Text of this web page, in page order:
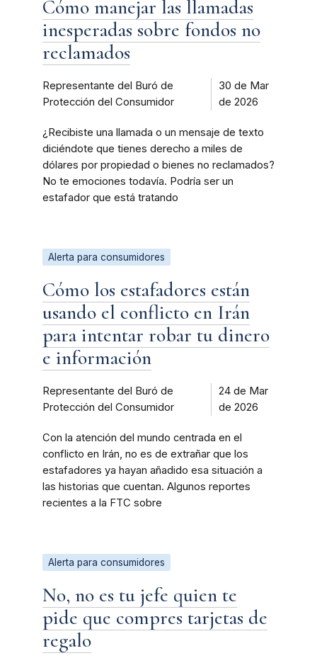
Cómo manejar las llamadas
inesperadas sobre fondos no
reclamados
Representante del Buró de
Protección del Consumidor
30 de Mar
de 2026
¿Recibiste una llamada o un mensaje de texto
diciéndote que tienes derecho a miles de
dólares por propiedad o bienes no reclamados?
No te emociones todavía. Podría ser un
estafador que está tratando
Alerta para consumidores
Cómo los estafadores están
usando el conflicto en Irán
para intentar robar tu dinero
e información
Representante del Buró de
Protección del Consumidor
24 de Mar
de 2026
Con la atención del mundo centrada en el
conflicto en Irán, no es de extrañar que los
estafadores ya hayan añadido esa situación a
las historias que cuentan. Algunos reportes
recientes a la FTC sobre
Alerta para consumidores
No, no es tu jefe quien te
pide que compres tarjetas de
regalo